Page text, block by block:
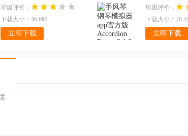
星级评价：
下载大小：46.6M
立即下载
Pianov3.1.8 最新版v3.1.8 最
星级评价：
下载大小：
立即下载